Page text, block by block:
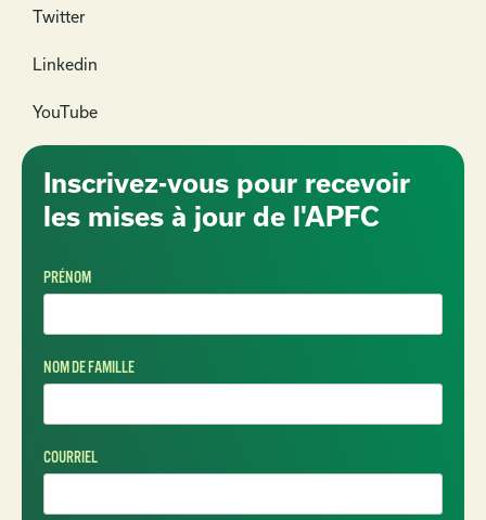
Twitter
Linkedin
YouTube
Inscrivez-vous pour recevoir
les mises à jour de l'APFC
PRÉNOM
NOM DE FAMILLE
COURRIEL